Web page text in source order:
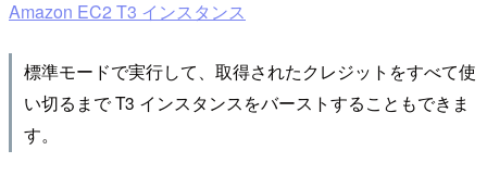
Amazon EC2 T3 インスタンス
標準モードで実行して、取得されたクレジットをすべて使
い切るまで T3 インスタンスをバーストすることもできま
す。